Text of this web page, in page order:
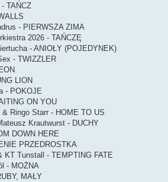
TAŃCZ
- PIERWSZA ZIMA
2026 - TAŃCZĘ
- ANIOŁY (POJEDYNEK)
- TWIZZLER
LION
- POKOJE
ON YOU
Ringo Starr - HOME TO US
Krautwurst - DUCHY
DOWN HERE
PRZEDROSTKA
KT Tunstall - TEMPTING FATE
- MOŻNA
MAŁY